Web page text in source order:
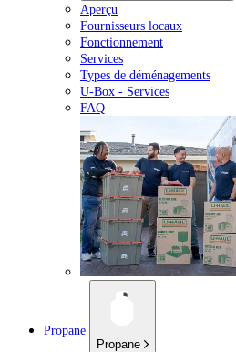
Aperçu
Fournisseurs locaux
Fonctionnement
Services
Types de déménagements
U-Box - Services
FAQ
Propane
Propane